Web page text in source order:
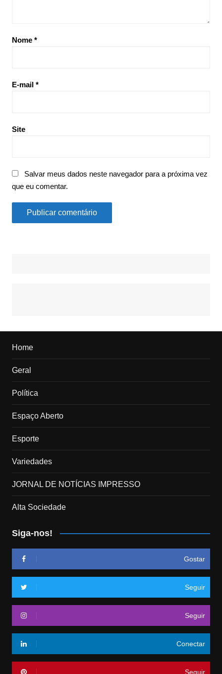
Nome *
E-mail *
Site
Salvar meus dados neste navegador para a próxima vez
que eu comentar.
Home
Geral
Política
Espaço Aberto
Esporte
Variedades
JORNAL DE NOTÍCIAS IMPRESSO
Alta Sociedade
Siga-nos!
Gostar
Seguir
Seguir
Conectar
Seguir